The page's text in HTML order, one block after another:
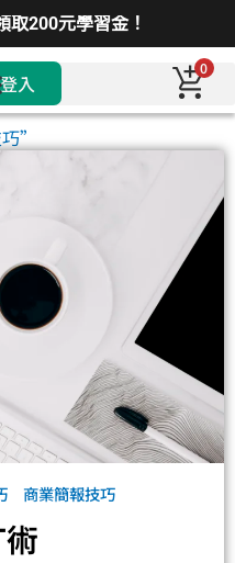
取200元學習金！
入
0
”
商業簡報技巧